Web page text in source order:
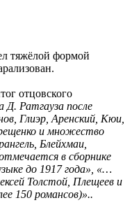
тяжёлой формой
отцовского
Д. Ратгауза после
Глиэр, Аренский, Кюи,
и множество
Блейхмаи,
в сборнике
до 1917 года», «…
Толстой, Плещеев и
150 романсов)»..